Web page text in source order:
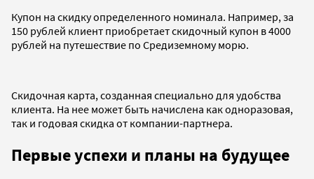
Купон на скидку определенного номинала. Например, за
150 рублей клиент приобретает скидочный купон в 4000
рублей на путешествие по Средиземному морю.
Скидочная карта, созданная специально для удобства
клиента. На нее может быть начислена как одноразовая,
так и годовая скидка от компании-партнера.
Первые успехи и планы на будущее